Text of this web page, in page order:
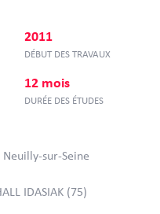
2011
DÉBUT DES TRAVAUX
12 mois
DURÉE DES ÉTUDES
sur-Seine
IDASIAK (75)